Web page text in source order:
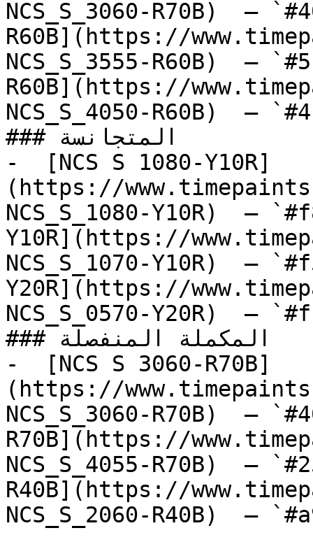
NCS_S_3060-R70B)  —
R60B](https://
NCS_S_3555-R60B)  —
R60B](https://
NCS_S_4050-R60B)  —
### المتجانسة
-  [NCS S 1080-Y10R]
(https://
NCS_S_1080-Y10R)  —
Y10R](https://
NCS_S_1070-Y10R)  —
Y20R](https://
NCS_S_0570-Y20R)  —
### المكملة المنفصلة
-  [NCS S 3060-R70B]
(https://
NCS_S_3060-R70B)  —
R70B](https://
NCS_S_4055-R70B)  —
R40B](https://
NCS_S_2060-R40B)  —